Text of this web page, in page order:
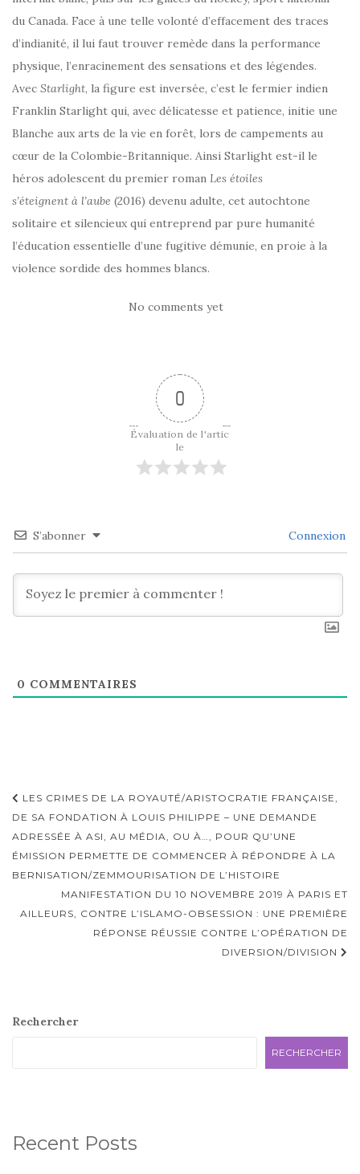
du Canada. Face à une telle volonté d’effacement des traces
d’indianité, il lui faut trouver remède dans la performance
physique, l’enracinement des sensations et des légendes.
Avec Starlight, la figure est inversée, c’est le fermier indien
Franklin Starlight qui, avec délicatesse et patience, initie une
Blanche aux arts de la vie en forêt, lors de campements au
cœur de la Colombie-Britannique. Ainsi Starlight est-il le
héros adolescent du premier roman Les étoiles
s’éteignent à l’aube (2016) devenu adulte, cet autochtone
solitaire et silencieux qui entreprend par pure humanité
l’éducation essentielle d’une fugitive démunie, en proie à la
violence sordide des hommes blancs.
No comments yet
0
Évaluation de l'artic
le
S’abonner Connexion
0 COMMENTAIRES
Navigation
d'article
LES CRIMES DE LA ROYAUTÉ/ARISTOCRATIE FRANÇAISE,
DE SA FONDATION À LOUIS PHILIPPE – UNE DEMANDE
ADRESSÉE À ASI, AU MÉDIA, OU À…, POUR QU’UNE
ÉMISSION PERMETTE DE COMMENCER À RÉPONDRE À LA
BERNISATION/ZEMMOURISATION DE L’HISTOIRE
MANIFESTATION DU 10 NOVEMBRE 2019 À PARIS ET
AILLEURS, CONTRE L’ISLAMO-OBSESSION : UNE PREMIÈRE
RÉPONSE RÉUSSIE CONTRE L’OPÉRATION DE
DIVERSION/DIVISION
Rechercher
RECHERCHER
Recent Posts